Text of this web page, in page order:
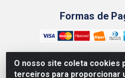
O nosso site coleta cookies
terceiros para proporcionar
Formas de
Kgmlan Distribuidora LTDA -